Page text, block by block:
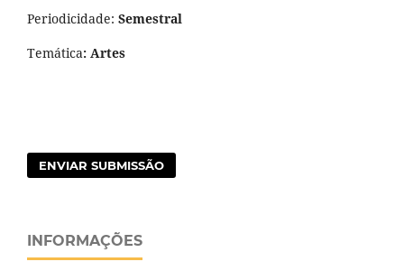
Periodicidade: Semestral
Temática: Artes
ENVIAR SUBMISSÃO
INFORMAÇÕES